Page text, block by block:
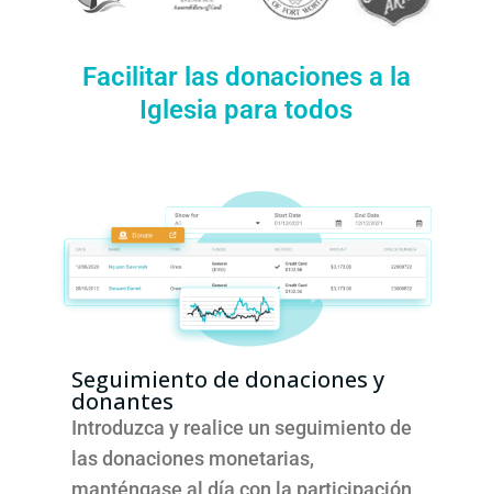
Facilitar las donaciones a la
Iglesia para todos
Seguimiento de donaciones y
donantes
Introduzca y realice un seguimiento de
las donaciones monetarias,
manténgase al día con la participación